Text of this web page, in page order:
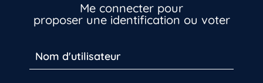
Me connecter pour
proposer une identification ou voter